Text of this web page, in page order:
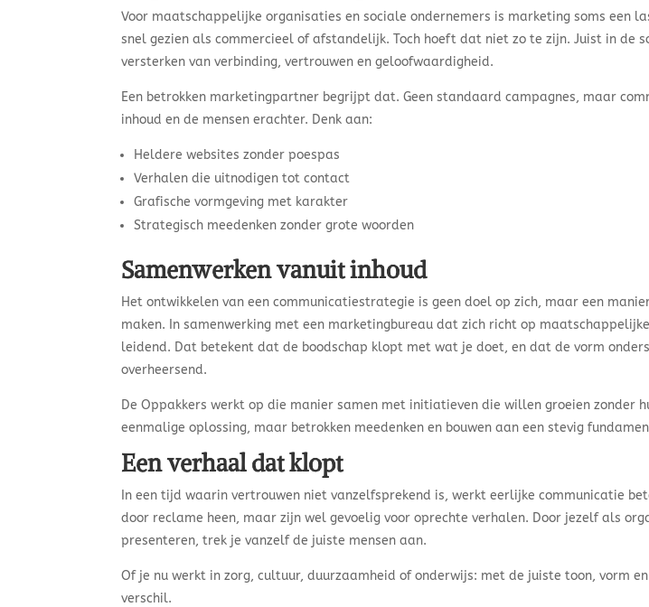
Voor maatschappelijke organisaties en sociale ondernemers is marketing soms een
snel gezien als commercieel of afstandelijk. Toch hoeft dat niet zo te zijn. Juist in de
versterken van verbinding, vertrouwen en geloofwaardigheid.
Een betrokken marketingpartner begrijpt dat. Geen standaard campagnes, maar
inhoud en de mensen erachter. Denk aan:
Heldere websites zonder poespas
Verhalen die uitnodigen tot contact
Grafische vormgeving met karakter
Strategisch meedenken zonder grote woorden
Samenwerken vanuit inhoud
Het ontwikkelen van een communicatiestrategie is geen doel op zich, maar een
maken. In samenwerking met een marketingbureau dat zich richt op
leidend. Dat betekent dat de boodschap klopt met wat je doet, en dat de vorm
overheersend.
De Oppakkers werkt op die manier samen met initiatieven die willen groeien zonder
eenmalige oplossing, maar betrokken meedenken en bouwen aan een stevig
Een verhaal dat klopt
In een tijd waarin vertrouwen niet vanzelfsprekend is, werkt eerlijke communicatie
door reclame heen, maar zijn wel gevoelig voor oprechte verhalen. Door jezelf als
presenteren, trek je vanzelf de juiste mensen aan.
Of je nu werkt in zorg, cultuur, duurzaamheid of onderwijs: met de juiste toon, vorm
verschil.